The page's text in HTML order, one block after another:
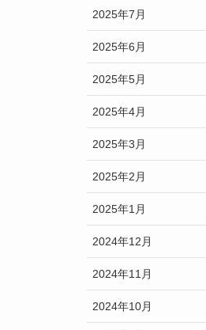
2025年7月
2025年6月
2025年5月
2025年4月
2025年3月
2025年2月
2025年1月
2024年12月
2024年11月
2024年10月